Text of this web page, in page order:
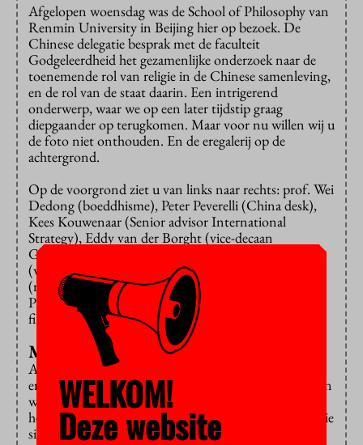
Afgelopen woensdag was de School of Philosophy van
Renmin University in Beijing hier op bezoek. De
Chinese delegatie besprak met de faculteit
Godgeleerdheid het gezamenlijke onderzoek naar de
toenemende rol van religie in de Chinese samenleving,
en de rol van de staat daarin. Een intrigerend
onderwerp, waar we op een later tijdstip graag
diepgaander op terugkomen. Maar voor nu willen wij u
de foto niet onthouden. En de eregalerij op de
achtergrond.
Op de voorgrond ziet u van links naar rechts: prof. Wei
Dedong (boeddhisme), Peter Peverelli (China desk),
Kees Kouwenaar (Senior advisor International
Strategy), Eddy van der Borght (vice-decaan
Godgeleerdheid), prof. Liu Dachun
(wetenschapsfilosofie), Frank van der Duyn Schouten
(rector), prof. Hao Lixin (decaan School of
Philosophy) en André van der Braak (boeddhistische
filosofie).
Mannen worden vrouwen
Allemaal mannen ja, maar dat is toeval hoor: in de
eregalerij van filosofen en theologen achter hen prijken
wel degelijk ook gerenommeerde vrouwen. Bijna
helemaal rechts ziet u bijvoorbeeld
(die
sinds anderhalf jaar de Edward Schillebeeckx-leerstoel
WELKOM!
Deze website